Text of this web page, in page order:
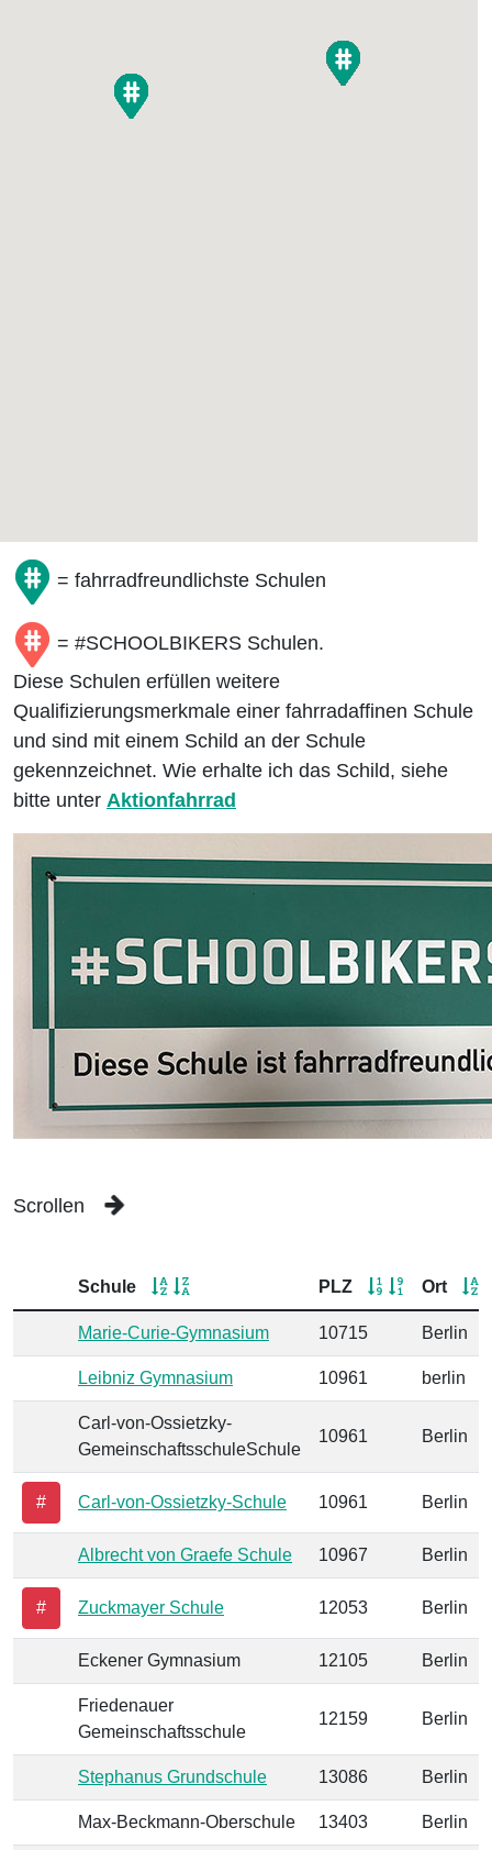
= fahrradfreundlichste Schulen
= #SCHOOLBIKERS Schulen.
Diese Schulen erfüllen weitere
Qualifizierungsmerkmale einer fahrradaffinen Schule
und sind mit einem Schild an der Schule
gekennzeichnet. Wie erhalte ich das Schild, siehe
bitte unter Aktionfahrrad
Scrollen
Schule PLZ Ort
Marie-Curie-Gymnasium 10715 Berlin
Leibniz Gymnasium 10961 berlin
Carl-von-Ossietzky-
GemeinschaftsschuleSchule
10961 Berlin
# Carl-von-Ossietzky-Schule 10961 Berlin
Albrecht von Graefe Schule 10967 Berlin
# Zuckmayer Schule 12053 Berlin
Eckener Gymnasium 12105 Berlin
Friedenauer
Gemeinschaftsschule
12159 Berlin
Stephanus Grundschule 13086 Berlin
Max-Beckmann-Oberschule 13403 Berlin